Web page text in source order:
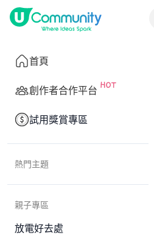
首頁
創作者合作平台
試用獎賞專區
熱門主題
親子專區
放電好去處